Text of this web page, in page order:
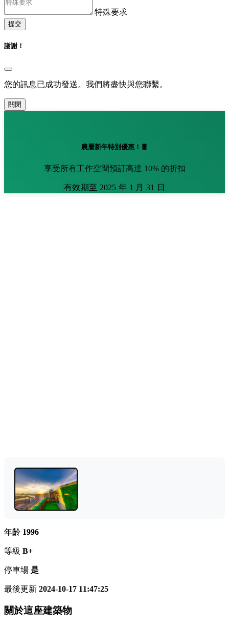
特殊要求
提交
謝謝！
您的訊息已成功發送。我們將盡快與您聯繫。
關閉
農曆新年特別優惠！🧧
享受所有工作空間預訂高達 10% 的折扣
有效期至 2025 年 1 月 31 日
年齡 1996
等級 B+
停車場 是
最後更新 2024-10-17 11:47:25
關於這座建築物